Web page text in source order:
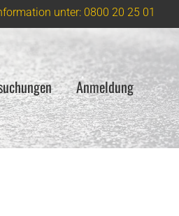
unter: 0800 20 25 01
Anmeldung